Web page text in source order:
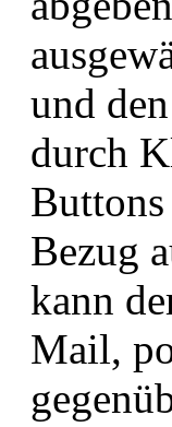
und
durch
Bezug
kann
Mail,